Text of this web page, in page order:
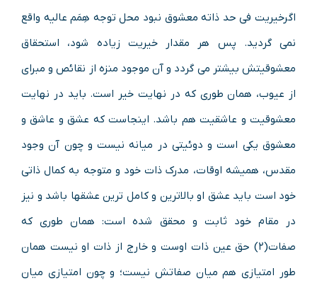
اگرخیریت فی حد ذاته معشوق نبود محل توجه هِمَم عالیه واقع
نمی گردید. پس هر مقدار خیریت زیاده شود، استحقاق
معشوقیتش بیشتر می گردد و آن موجود منزه از نقائص و مبرای
از عیوب، همان طوری که در نهایت خیر است. باید در نهایت
معشوقیت و عاشقیت هم باشد. اینجاست که عشق و عاشق و
معشوق یکی است و دوئیتی در میانه نیست و چون آن وجود
مقدس، همیشه اوقات، مدرک ذات خود و متوجه به کمال ذاتی
خود است باید عشق او بالاترین و کامل ترین عشقها باشد و نیز
در مقام خود ثابت و محقق شده است: همان طوری که
صفات(۲) حق عین ذات اوست و خارج از ذات او نیست همان
طور امتیازی هم میان صفاتش نیست؛ و چون امتیازی میان